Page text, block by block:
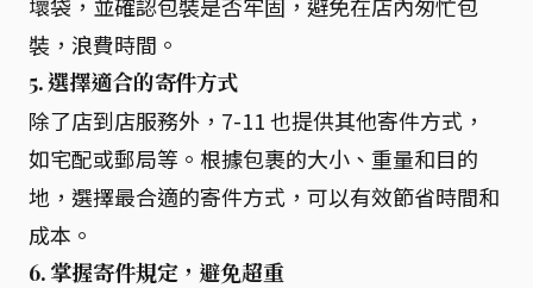
裝，浪費時間。
5. 選擇適合的寄件方式
除了店到店服務外，7-11 也提供其他寄件方式，
如宅配或郵局等。根據包裹的大小、重量和目的
地，選擇最合適的寄件方式，可以有效節省時間和
成本。
6. 掌握寄件規定，避免超重